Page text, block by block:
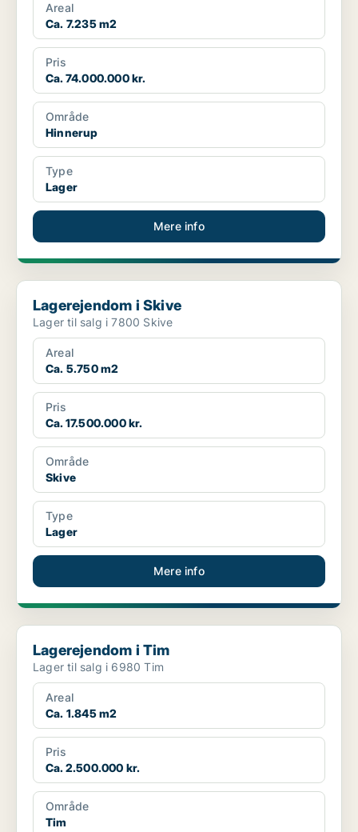
Areal
Ca. 7.235 m2
Pris
Ca. 74.000.000 kr.
Område
Hinnerup
Type
Lager
Mere info
Lagerejendom i Skive
Lagerejendom i Skive
Lager til salg i 7800 Skive
Areal
Ca. 5.750 m2
Pris
Ca. 17.500.000 kr.
Område
Skive
Type
Lager
Mere info
Lagerejendom i Tim
Lagerejendom i Tim
Lager til salg i 6980 Tim
Areal
Ca. 1.845 m2
Pris
Ca. 2.500.000 kr.
Område
Tim